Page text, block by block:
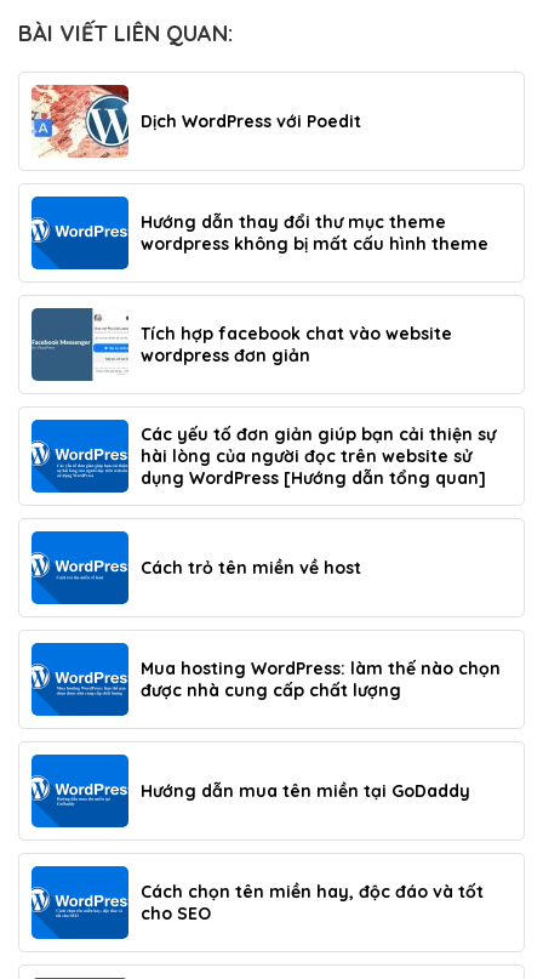
BÀI VIẾT LIÊN QUAN:
Dịch WordPress với Poedit
Hướng dẫn thay đổi thư mục theme
wordpress không bị mất cấu hình theme
Tích hợp facebook chat vào website
wordpress đơn giản
Các yếu tố đơn giản giúp bạn cải thiện sự
hài lòng của người đọc trên website sử
dụng WordPress [Hướng dẫn tổng quan]
Cách trỏ tên miền về host
Mua hosting WordPress: làm thế nào chọn
được nhà cung cấp chất lượng
Hướng dẫn mua tên miền tại GoDaddy
Cách chọn tên miền hay, độc đáo và tốt
cho SEO